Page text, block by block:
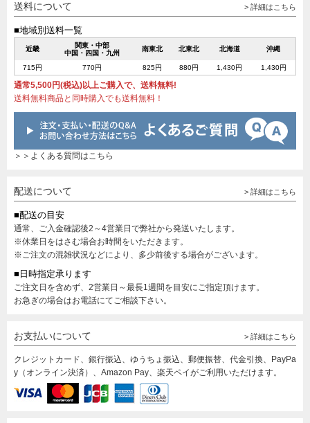
送料について > 詳細はこちら
■地域別送料一覧
近畿
関東・中部
中国・四国・九州
南東北 北東北 北海道 沖縄
715円 770円 825円 880円 1,430円 1,430円
通常5,500円(税込)以上ご購入で、送料無料!
送料無料商品と同時購入でも送料無料！
＞＞よくある質問はこちら
配送について > 詳細はこちら
■配送の目安
通常、ご入金確認後2～4営業日で弊社から発送いたします。
※休業日をはさむ場合お時間をいただきます。
※ご注文の混雑状況などにより、多少前後する場合がございます。
■日時指定承ります
ご注文日を含めず、2営業日～最長1週間を目安にご指定頂けます。
お急ぎの場合はお電話にてご相談下さい。
お支払いについて > 詳細はこちら
クレジットカード、銀行振込、ゆうちょ振込、郵便振替、代金引換、PayPa
y（オンライン決済）、Amazon Pay、楽天ペイがご利用いただけます。